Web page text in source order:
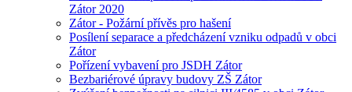
Zátor 2020
Zátor - Požární přívěs pro hašení
Posílení separace a předcházení vzniku odpadů v obci
Zátor
Pořízení vybavení pro JSDH Zátor
Bezbariérové úpravy budovy ZŠ Zátor